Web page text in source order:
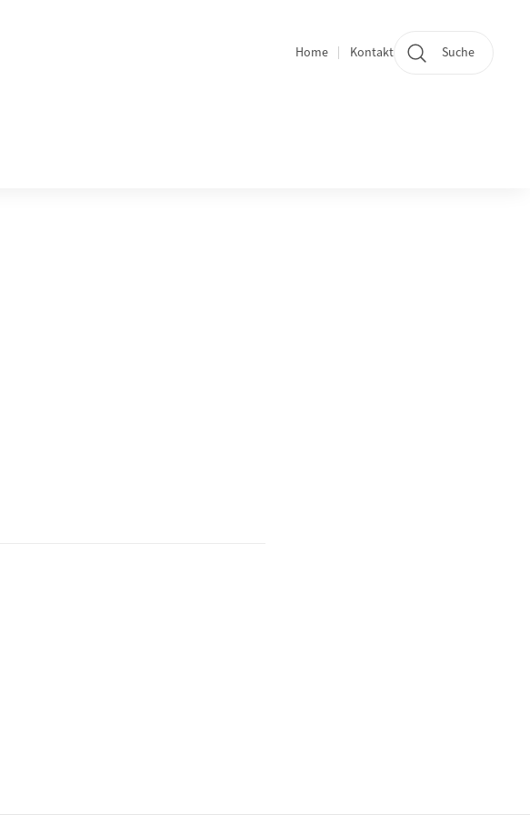
Quicklinks
Home Kontakt Suche